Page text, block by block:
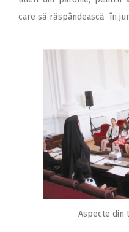
care să răspândească în
Aspecte din